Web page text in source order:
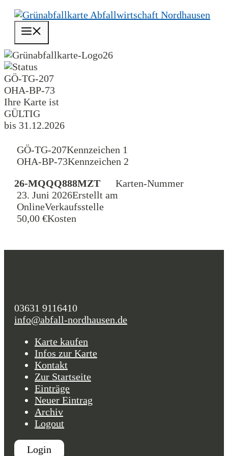
Zum
Inhalt
springen
26
GÖ-TG-207
OHA-BP-73
Ihre Karte ist
GÜLTIG
bis 31.12.2026
GÖ-TG-207Kennzeichen 1
OHA-BP-73Kennzeichen 2
26-MQQQ888MZT
Karten-Nummer
23. Juni 2026Erstellt am
OnlineVerkaufsstelle
50,00 €Kosten
03631 9116410
info@abfall-nordhausen.de
Karte kaufen
Infos zur Karte
Kontakt
Zur Startseite
Einträge
Neuer Eintrag
Archiv
Logout
Login